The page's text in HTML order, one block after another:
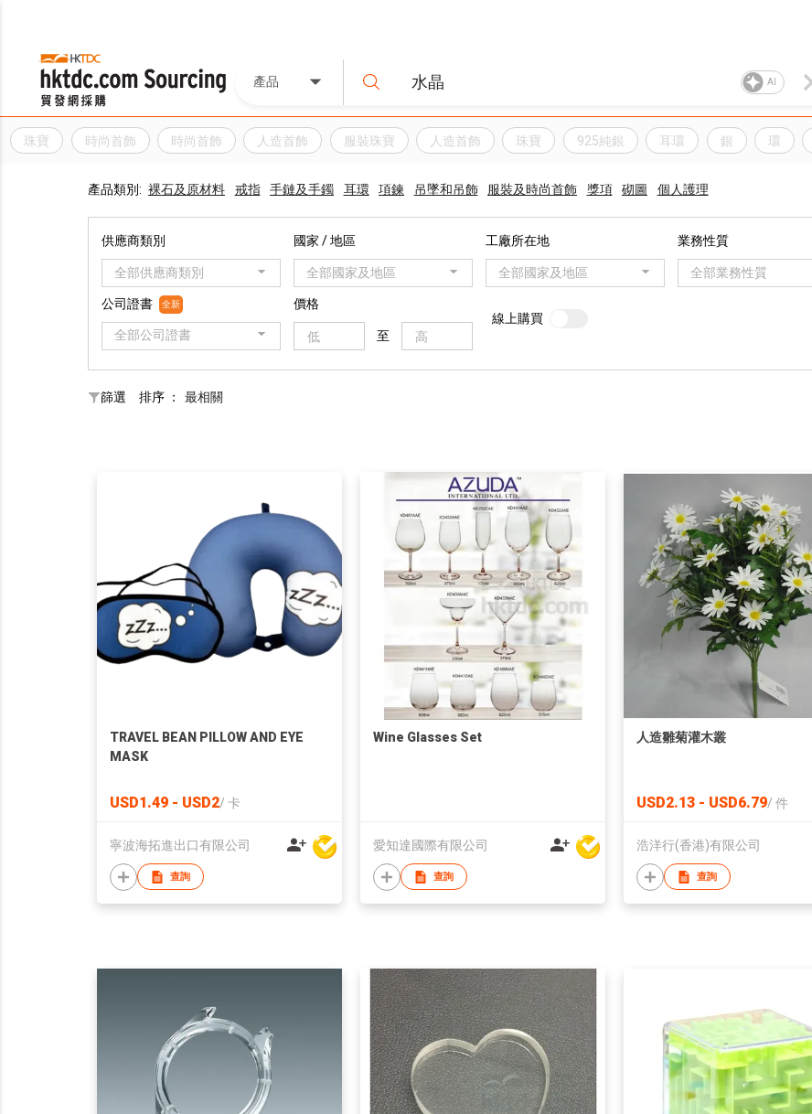
產品 AI
珠寶 時尚首飾 時尚首飾 人造首飾 服裝珠寶 人造首飾 珠寶 925純銀 耳環 銀 環
產品類別: 裸石及原材料 戒指 手鏈及手鐲 耳環 項鍊 吊墜和吊飾 服裝及時尚首飾 獎項 砌圖 個人護理
供應商類別
全部供應商類別
國家 / 地區
全部國家及地區
工廠所在地
全部國家及地區
業務性質
全部業務性質
公司證書 全新
全部公司證書
價格
至
線上購買
篩選 排序 ： 最相關
TRAVEL BEAN PILLOW AND EYE
MASK
USD1.49 - USD2/ 卡
寧波海拓進出口有限公司
查詢
Wine Glasses Set
愛知達國際有限公司
查詢
人造雛菊灌木叢
USD2.13 - USD6.79/ 件
浩洋行(香港)有限公司
查詢